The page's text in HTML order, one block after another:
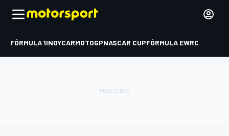
FÓRMULA 1INDYCARMOTOGPNASCAR CUPFÓRMULA EWRC